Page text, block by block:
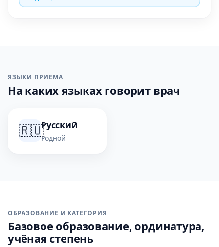
ЯЗЫКИ ПРИЁМА
На каких языках говорит врач
🇷🇺Русский
Родной
ОБРАЗОВАНИЕ И КАТЕГОРИЯ
Базовое образование, ординатура,
учёная степень